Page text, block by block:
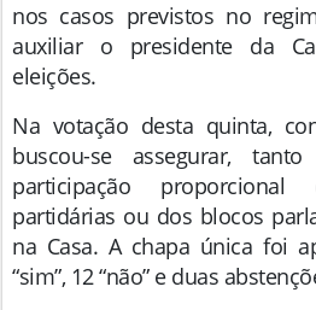
nos casos previstos no
auxiliar o presidente da
eleições.
Na votação desta quinta,
buscou-se assegurar,
participação proporcional
partidárias ou dos blocos
na Casa. A chapa única foi
“sim”, 12 “não” e duas